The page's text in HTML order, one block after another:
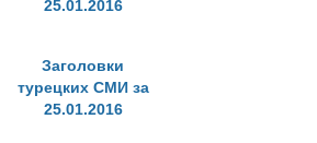
Заголовки
турецких СМИ за
25.01.2016